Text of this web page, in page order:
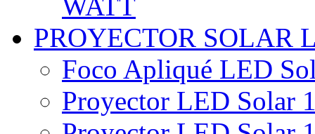
PROYECTOR SOLAR
Foco Apliqué LED
Proyector LED Solar